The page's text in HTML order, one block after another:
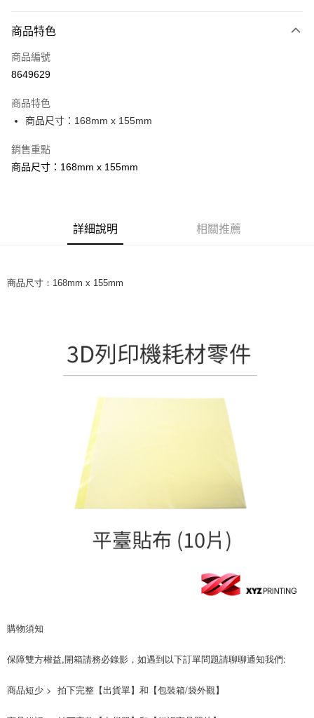
信用卡一次付款
LINE Pay
街口支付
悠遊付
Google Pay
【關於「AFTEE先享後付」】
２．便利：只要手機號碼，簡訊認證，即可結帳。
結帳頁面，進行簡訊認證並確認金額後，即可完成結帳。
２．訂單成立數日內，您將收到繳費通知簡訊。
３．收到繳費通知簡訊後14天內，點擊此簡訊中的連結，可透過四大超商／
購買商品的店家。未經商家同意取消之訂單仍視為有效，需透過AFTEE先享
※ 交易是否成功請以「AFTEE先享後付 」之結帳頁面顯示為準，若有關於
是否繳費成功／繳費後需取消欲退款等相關疑問，請聯繫「AFTEE先享後付
https://netprotections.freshdesk.com/support/home
１．透過由恩沛科技股份有限公司提供之「AFTEE先享後付」服務完成之交
易，需依本服務之必要範圍內提供個人資料，並將交易相關給付款項請求債
２．關於個人資料處理事宜，請瀏覽以下網址：
https://aftee.tw/terms/#terms3
４．使用「AFTEE先享後付」時，將依據個別帳號之用戶狀況，依本公司即
５．嚴禁一人註冊多個帳號或使用他人資訊註冊。若發現惡意使用之情形，
每筆NT$60，滿NT$499(含以上)免運費
商品特色
商品編號
8649629
商品特色
商品尺寸：168mm x 155mm
銷售重點
商品尺寸：168mm x 155mm
詳細說明 相關推薦
商品尺寸：168mm x 155mm
購物須知
保障雙方權益,開箱請務必錄影，如遇到以下訂單問題請聊聊通知我們:
商品短少 >  拍下完整【出貨單】和【包裝箱/袋外觀】